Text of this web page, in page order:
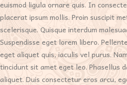
euismod ligula ornare quis. In
placerat ipsum mollis. Proin suscipit
scelerisque. Quisque interdum
Suspendisse eget lorem libero.
eget aliquet quis, iaculis vel purus.
tincidunt sit amet eget leo. Phasellus
aliquet. Duis consectetur eros arcu,